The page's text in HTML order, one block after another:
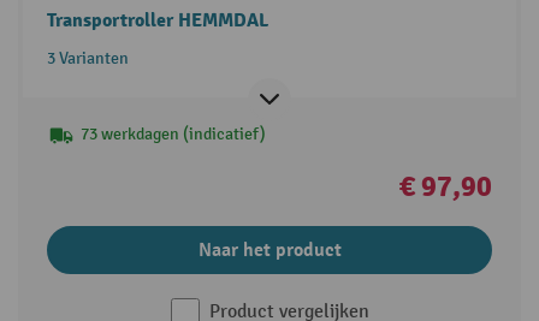
Transportroller HEMMDAL
3 Varianten
73 werkdagen (indicatief)
€ 97,90
Naar het product
Product vergelijken